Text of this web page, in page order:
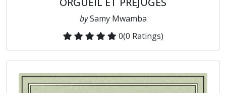
bySamy Mwamba
0(0 Ratings)